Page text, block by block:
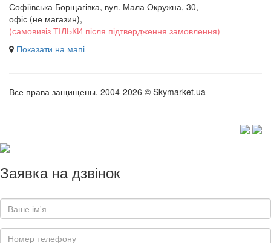
Софіївська Борщагівка, вул. Мала Окружна, 30,
офіс (не магазин),
(самовивіз ТІЛЬКИ після підтвердження замовлення)
Показати на мапі
Все права защищены. 2004-2026 © Skymarket.ua
Заявка на дзвінок